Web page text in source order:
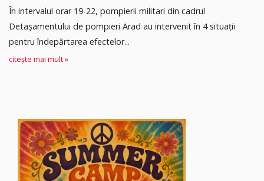
În intervalul orar 19-22, pompierii militari din cadrul
Detașamentului de pompieri Arad au intervenit în 4 situații
pentru îndepărtarea efectelor...
citește mai mult »